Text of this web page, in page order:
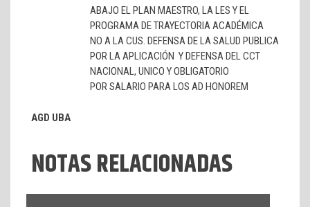
ABAJO EL PLAN MAESTRO, LA LES Y EL
PROGRAMA DE TRAYECTORIA ACADÉMICA
NO A LA CUS. DEFENSA DE LA SALUD PUBLICA
POR LA APLICACIÓN Y DEFENSA DEL CCT
NACIONAL, UNICO Y OBLIGATORIO
POR SALARIO PARA LOS AD HONOREM
AGD UBA
NOTAS RELACIONADAS